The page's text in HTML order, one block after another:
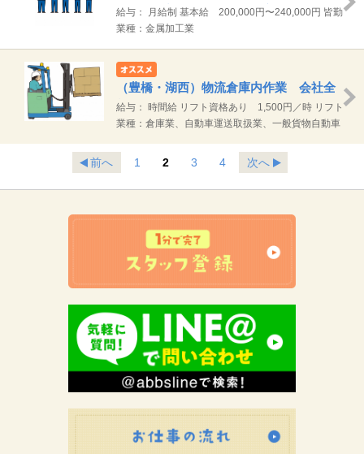
ズの金属部品の検査 豊川市
給与： 月給制 基本給 200,000円〜240,000円 皆勤
手当 3,000円/月 通勤手当規定支給 ※試用期間3ヶ
3ヶ月ののち、さらに3ヶ月の有期契約を経てから正
式契約となります
業種：金属加工業
（豊橋・湖西）物流倉庫内作業 会社全
額負担でリフト免許取得！
給与： 時間給 リフト資格あり 1,500円／時 リフト
資格なし 1,400円／時 ※入社後働きながら会社が
間外勤務分については別途支給 【月収例】リフト資
格あり 残業10Hの場合 25.1万円 (1500円
×7.75H)×20日＋残業
業種：倉庫業、自動車運送取扱業、一般貨物自動車
前へ 1 2 3 4 次へ